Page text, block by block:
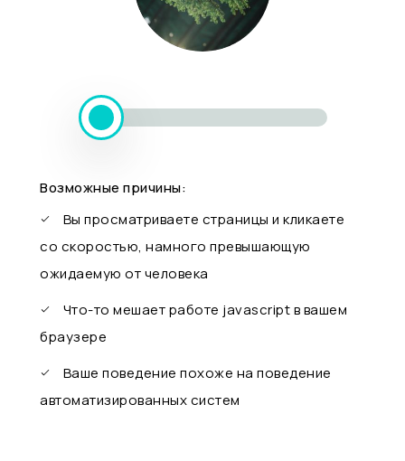
Возможные причины:
Вы просматриваете страницы и кликаете
со скоростью, намного превышающую
ожидаемую от человека
Что-то мешает работе javascript в вашем
браузере
Ваше поведение похоже на поведение
автоматизированных систем